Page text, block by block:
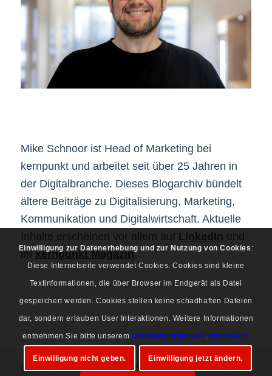
Mike Schnoor ist Head of Marketing bei
kernpunkt und arbeitet seit über 25 Jahren in
der Digitalbranche. Dieses Blogarchiv bündelt
ältere Beiträge zu Digitalisierung, Marketing,
Kommunikation und Digitalwirtschaft. Aktuelle
Inhalte erscheinen vor allem auf LinkedIn und
imkernpunkt Magazin.
© Copyright 1997-2026 Mike Schnoor. Alle Rechte vorbehalten.
Einwilligung zur Datenerhebung und zur Nutzung von Cookies :
Diese Internetseite verwendet Cookies. Cookies sind kleine
Textinformationen, die über Browser im Endgerät als Datei
gespeichert werden. Cookies stellen keine schadhaften Dateien
dar, sondern erlauben User Interaktionen. Weitere Informationen
entnehmen Sie bitte unserem Datenschutzhinweis. Impressum
Einwilligung nicht geben. Einwilligung jetzt ändern.